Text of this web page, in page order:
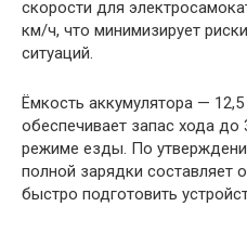
скорости для
км/ч, что минимизирует
ситуаций.
Ёмкость аккумулятора —
обеспечивает запас хода
режиме езды. По
полной зарядки составляет
быстро подготовить